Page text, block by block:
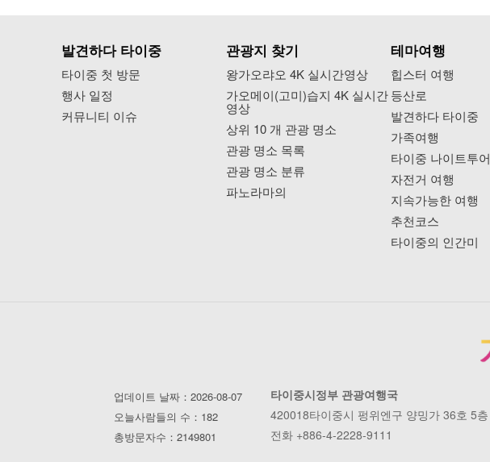
발견하다 타이중
타이중 첫 방문
행사 일정
커뮤니티 이슈
관광지 찾기
왕가오랴오 4K 실시간영상
가오메이(고미)습지 4K 실시간
영상
상위 10 개 관광 명소
관광 명소 목록
관광 명소 분류
파노라마의
테마여행
힙스터 여행
등산로
발견하다 타이중
가족여행
타이중 나이트투어
자전거 여행
지속가능한 여행
추천코스
타이중의 인간미
업데이트 날짜：2026-08-07
오늘사람들의 수：182
총방문자수：2149801
타이중시정부 관광여행국
420018타이중시 펑위엔구 양밍가 36호 5층
전화 +886-4-2228-9111